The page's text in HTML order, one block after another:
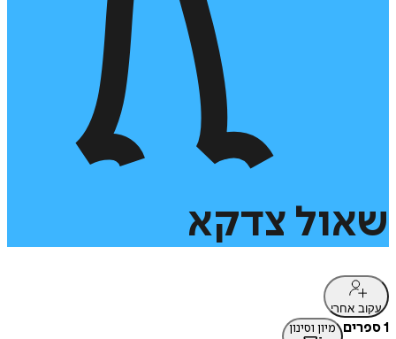
שאול צדקא
עקוב אחרי
1 ספרים מיון וסינון